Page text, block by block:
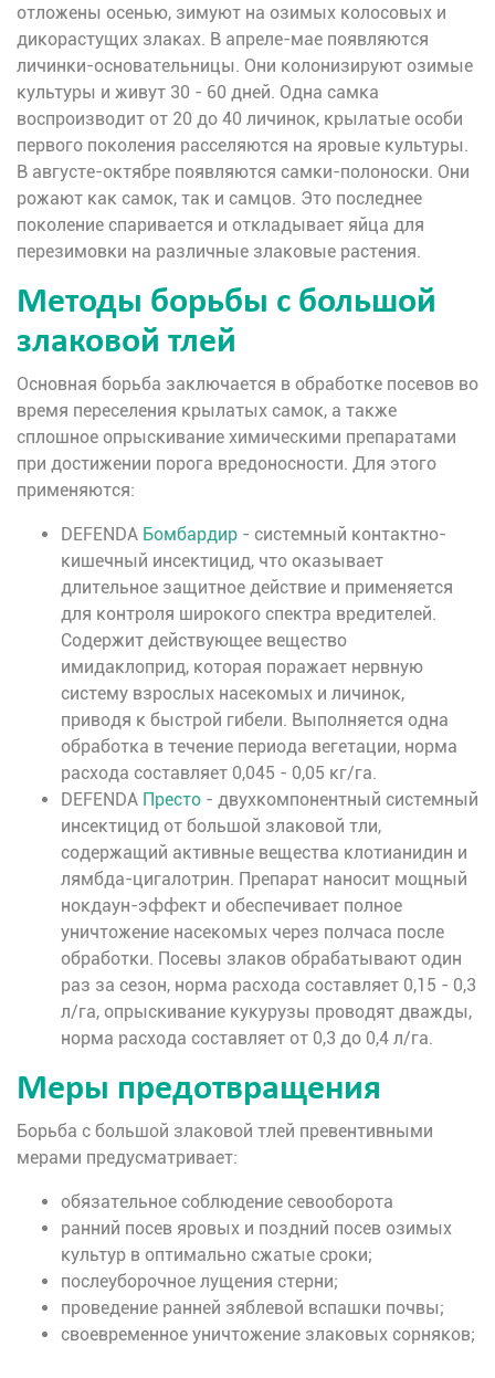
отложены осенью, зимуют на озимых колосовых и
дикорастущих злаках. В апреле-мае появляются
личинки-основательницы. Они колонизируют озимые
культуры и живут 30 - 60 дней. Одна самка
воспроизводит от 20 до 40 личинок, крылатые особи
первого поколения расселяются на яровые культуры.
В августе-октябре появляются самки-полоноски. Они
рожают как самок, так и самцов. Это последнее
поколение спаривается и откладывает яйца для
перезимовки на различные злаковые растения.
Методы борьбы с большой
злаковой тлей
Основная борьба заключается в обработке посевов во
время переселения крылатых самок, а также
сплошное опрыскивание химическими препаратами
при достижении порога вредоносности. Для этого
применяются:
DEFENDA Бомбардир - системный контактно-
кишечный инсектицид, что оказывает
длительное защитное действие и применяется
для контроля широкого спектра вредителей.
Содержит действующее вещество
имидаклоприд, которая поражает нервную
систему взрослых насекомых и личинок,
приводя к быстрой гибели. Выполняется одна
обработка в течение периода вегетации, норма
расхода составляет 0,045 - 0,05 кг/га.
DEFENDA Престо - двухкомпонентный системный
инсектицид от большой злаковой тли,
содержащий активные вещества клотианидин и
лямбда-цигалотрин. Препарат наносит мощный
нокдаун-эффект и обеспечивает полное
уничтожение насекомых через полчаса после
обработки. Посевы злаков обрабатывают один
раз за сезон, норма расхода составляет 0,15 - 0,3
л/га, опрыскивание кукурузы проводят дважды,
норма расхода составляет от 0,3 до 0,4 л/га.
Меры предотвращения
Борьба с большой злаковой тлей превентивными
мерами предусматривает:
обязательное соблюдение севооборота
ранний посев яровых и поздний посев озимых
культур в оптимально сжатые сроки;
послеуборочное лущения стерни;
проведение ранней зяблевой вспашки почвы;
своевременное уничтожение злаковых сорняков;